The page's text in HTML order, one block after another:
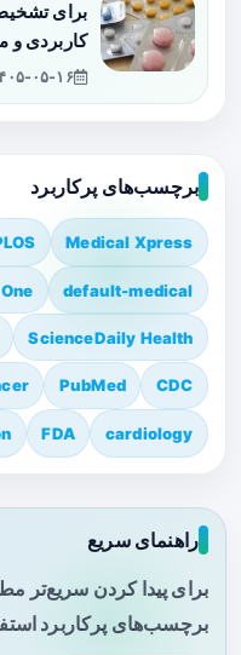
برای
کاربردی و
۱۴۰۵-۰۵-
برچسب‌های پرکاربرد
Medical Xpress
default-medical
ScienceDaily Health
CDC
PubMed
cardiology
FDA
راهنمای سریع
برای پیدا کردن سریع‌تر
برچسب‌های پرکاربرد